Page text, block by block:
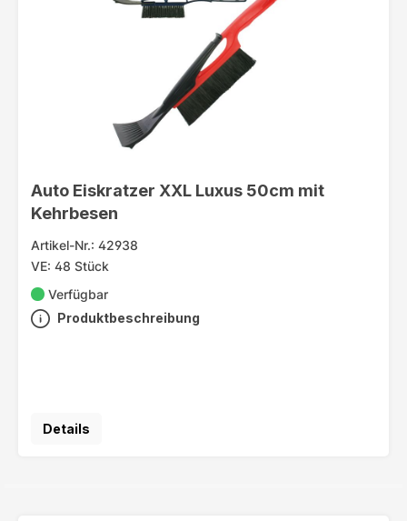
Auto Eiskratzer XXL Luxus 50cm mit
Kehrbesen
Artikel-Nr.: 42938
VE: 48 Stück
Verfügbar
Produktbeschreibung
Details